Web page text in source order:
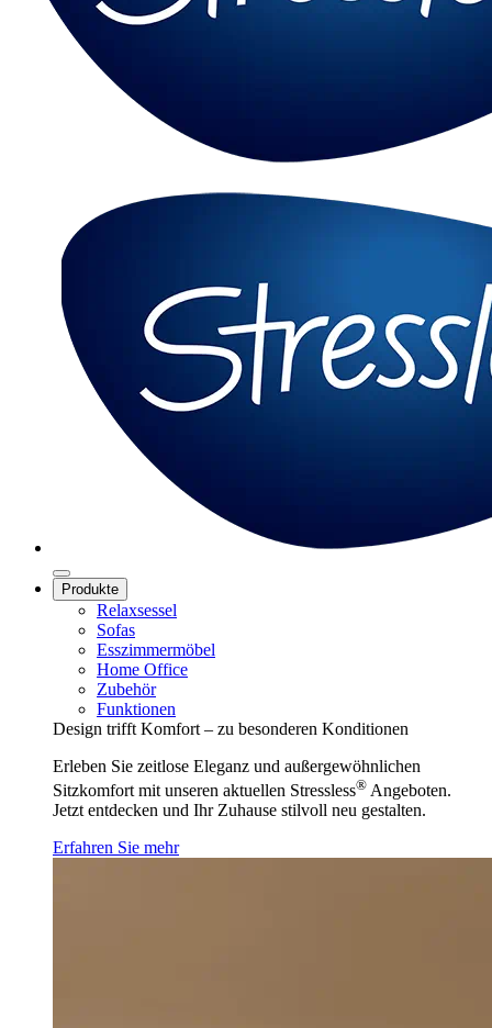
Produkte
Relaxsessel
Sofas
Esszimmermöbel
Home Office
Zubehör
Funktionen
Design trifft Komfort – zu besonderen Konditionen
Erleben Sie zeitlose Eleganz und außergewöhnlichen
Sitzkomfort mit unseren aktuellen Stressless® Angeboten.
Jetzt entdecken und Ihr Zuhause stilvoll neu gestalten.
Erfahren Sie mehr